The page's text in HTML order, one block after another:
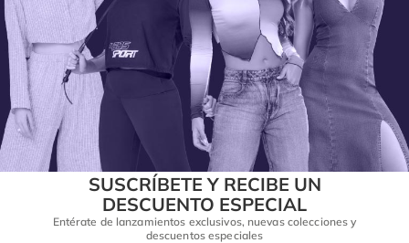
SUSCRÍBETE Y RECIBE UN
DESCUENTO ESPECIAL
Entérate de lanzamientos exclusivos, nuevas colecciones y
descuentos especiales